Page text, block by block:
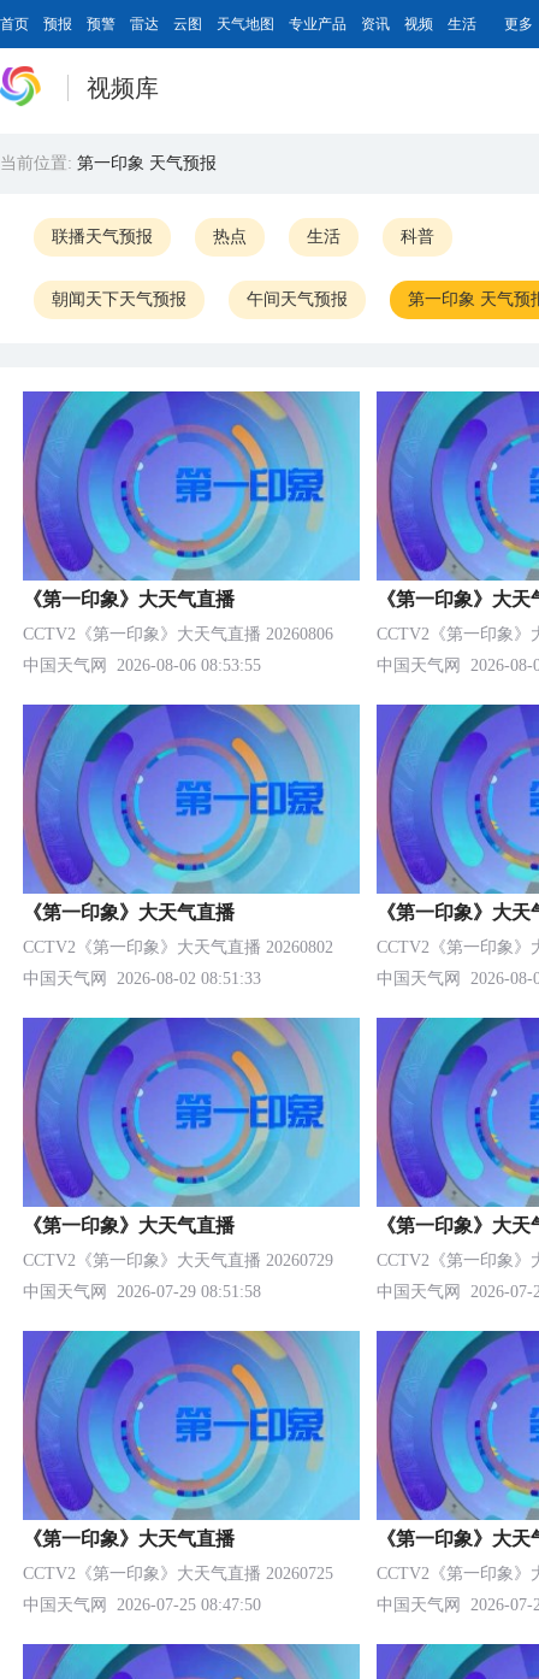
首页 预报 预警 雷达 云图 天气地图 专业产品 资讯 视频 生活 更多
视频库
当前位置: 第一印象 天气预报
联播天气预报 热点 生活 科普
朝闻天下天气预报 午间天气预报 第一印象 天气预
《第一印象》大天气直播
CCTV2《第一印象》大天气直播 20260806
中国天气网
2026-08-06 08:53:55
《第一印象》大天
CCTV2《第一印象》
中国天气网
2026-08-
《第一印象》大天气直播
CCTV2《第一印象》大天气直播 20260802
中国天气网
2026-08-02 08:51:33
《第一印象》大天
CCTV2《第一印象》
中国天气网
2026-08-
《第一印象》大天气直播
CCTV2《第一印象》大天气直播 20260729
中国天气网
2026-07-29 08:51:58
《第一印象》大天
CCTV2《第一印象》
中国天气网
2026-07-
《第一印象》大天气直播
CCTV2《第一印象》大天气直播 20260725
中国天气网
2026-07-25 08:47:50
《第一印象》大天
CCTV2《第一印象》
中国天气网
2026-07-